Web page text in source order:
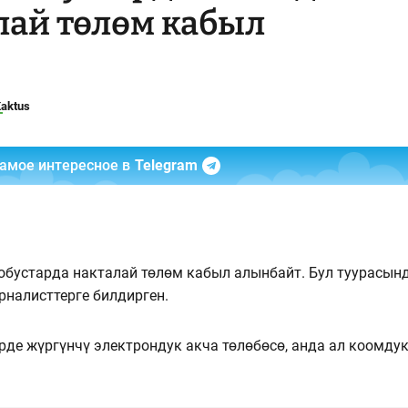
төлөм кабыл
интересное в Telegram
накталай төлөм кабыл алынбайт. Бул
билдирген.
жүргүнчү электрондук акча төлөбөсө, анда ал коомдук